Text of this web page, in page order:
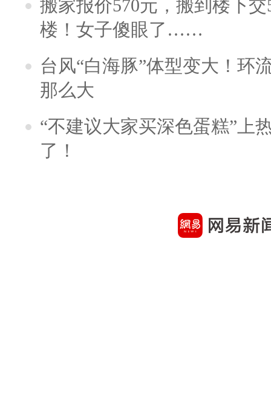
搬家报价570元，搬到楼下
楼！女子傻眼了……
台风“白海豚”体型变大！环
那么大
“不建议大家买深色蛋糕”上
了！